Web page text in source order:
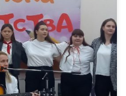
отель «Амакс» г.Тамбов
«Здесь начинается
со дня образования